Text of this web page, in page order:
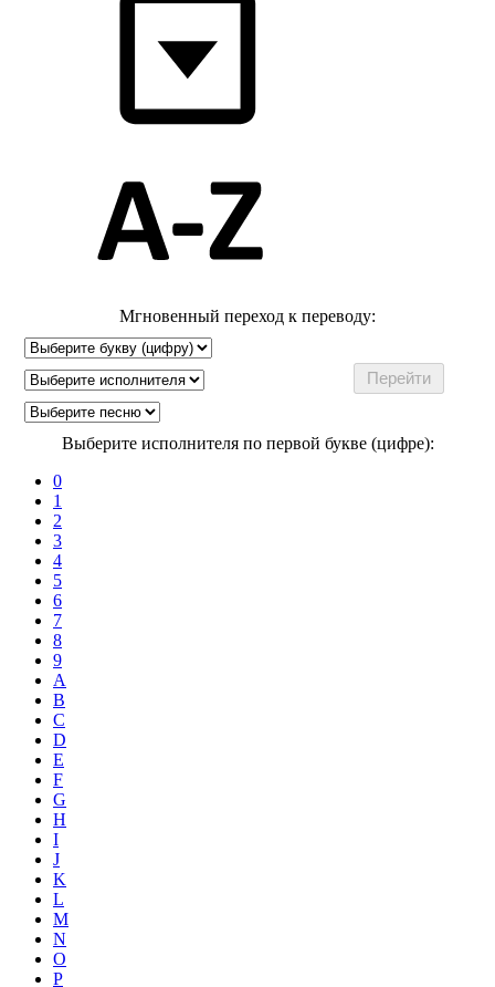
Мгновенный переход к переводу:
Выберите исполнителя по первой букве (цифре):
0
1
2
3
4
5
6
7
8
9
A
B
C
D
E
F
G
H
I
J
K
L
M
N
O
P